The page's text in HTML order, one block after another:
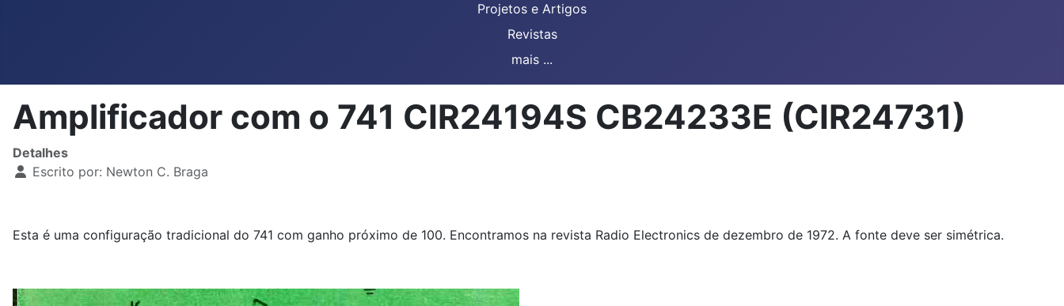
Projetos e Artigos
Revistas
mais ...
Amplificador com o 741 CIR24194S CB24233E (CIR24731)
Detalhes
Escrito por: Newton C. Braga
Esta é uma configuração tradicional do 741 com ganho próximo de 100. Encontramos na revista Radio Electronics de dezembro de 1972. A fonte deve ser simétrica.